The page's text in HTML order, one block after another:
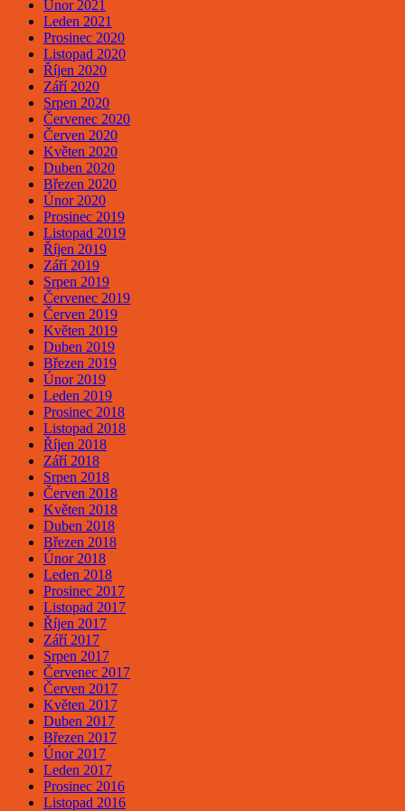
Únor 2021
Leden 2021
Prosinec 2020
Listopad 2020
Říjen 2020
Září 2020
Srpen 2020
Červenec 2020
Červen 2020
Květen 2020
Duben 2020
Březen 2020
Únor 2020
Prosinec 2019
Listopad 2019
Říjen 2019
Září 2019
Srpen 2019
Červenec 2019
Červen 2019
Květen 2019
Duben 2019
Březen 2019
Únor 2019
Leden 2019
Prosinec 2018
Listopad 2018
Říjen 2018
Září 2018
Srpen 2018
Červen 2018
Květen 2018
Duben 2018
Březen 2018
Únor 2018
Leden 2018
Prosinec 2017
Listopad 2017
Říjen 2017
Září 2017
Srpen 2017
Červenec 2017
Červen 2017
Květen 2017
Duben 2017
Březen 2017
Únor 2017
Leden 2017
Prosinec 2016
Listopad 2016